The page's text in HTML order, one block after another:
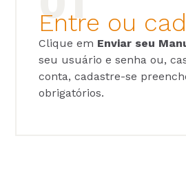
Entre ou
Clique em Enviar seu
seu usuário e senha ou,
conta, cadastre-se
obrigatórios.